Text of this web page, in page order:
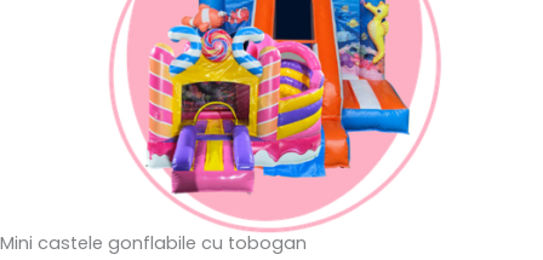
Mini castele gonflabile cu tobogan